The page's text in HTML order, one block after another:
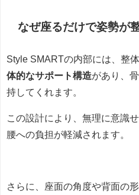
なぜ座るだけで姿勢が
Style SMARTの内部には、整
体的なサポート構造があり、
持してくれます。
この設計により、無理に意識
腰への負担が軽減されます。
さらに、座面の角度や背面の